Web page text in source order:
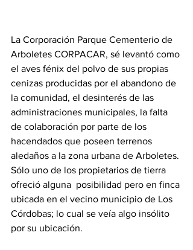
La Corporación Parque Cementerio de
Arboletes CORPACAR, sé levantó como
el aves fénix del polvo de sus propias
cenizas producidas por el abandono de
la comunidad, el desinterés de las
administraciones municipales, la falta
de colaboración por parte de los
hacendados que poseen terrenos
aledaños a la zona urbana de Arboletes.
Sólo uno de los propietarios de tierra
ofreció alguna  posibilidad pero en finca
ubicada en el vecino municipio de Los
Córdobas; lo cual se veía algo insólito
por su ubicación.